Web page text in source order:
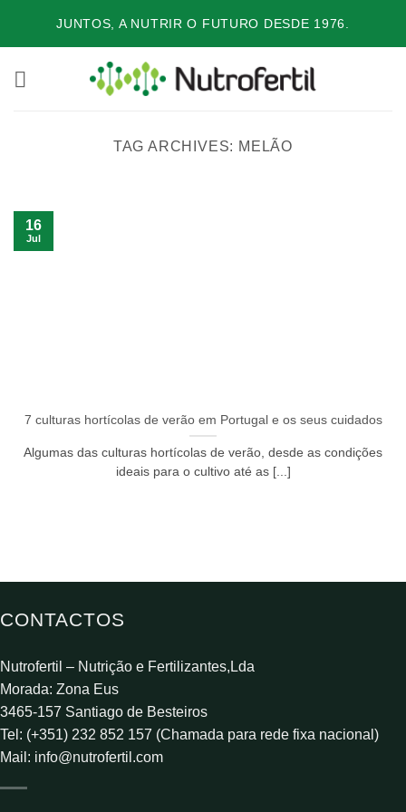
JUNTOS, A NUTRIR O FUTURO DESDE 1976.
TAG ARCHIVES: MELÃO
7 culturas hortícolas de verão em Portugal e os seus cuidados
Algumas das culturas hortícolas de verão, desde as condições
ideais para o cultivo até as [...]
16
Jul
CONTACTOS
Nutrofertil – Nutrição e Fertilizantes,Lda
Morada: Zona Eus
3465-157 Santiago de Besteiros
Tel: (+351) 232 852 157 (Chamada para rede fixa nacional)
Mail: info@nutrofertil.com